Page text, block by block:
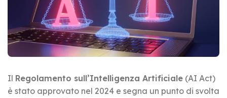
Il Regolamento sull’Intelligenza Artificiale (AI Act)
è stato approvato nel 2024 e segna un punto di svolta